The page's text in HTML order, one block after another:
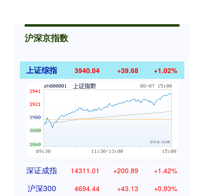
沪深京指数
上证综指 3940.04 +39.68 +1.02%
深证成指 14311.01 +200.89 +1.42%
沪深300 4694.44 +43.13 +0.93%